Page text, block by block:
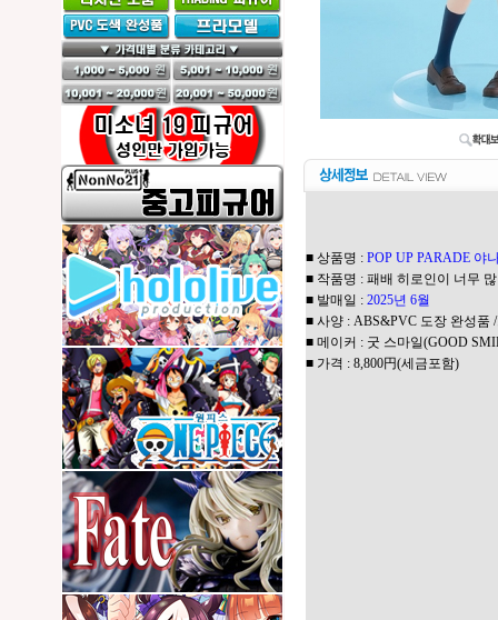
■ 상품명 : POP UP PARADE 야
■ 작품명 : 패배 히로인이 너무
■ 발매일 : 2025년 6월
■ 사양 : ABS&PVC 도장 완성품
■ 메이커 : 굿 스마일(GOOD
■ 가격 : 8,800円(세금포함)